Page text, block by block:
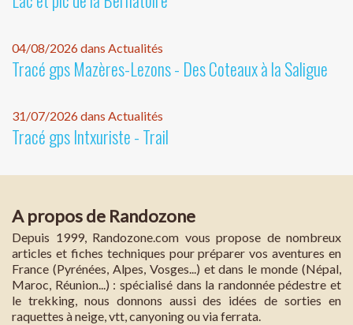
04/08/2026 dans Actualités
Tracé gps Mazères-Lezons - Des Coteaux à la Saligue
31/07/2026 dans Actualités
Tracé gps Intxuriste - Trail
A propos de Randozone
Depuis 1999, Randozone.com vous propose de nombreux
articles et fiches techniques pour préparer vos aventures en
France (Pyrénées, Alpes, Vosges...) et dans le monde (Népal,
Maroc, Réunion...) : spécialisé dans la randonnée pédestre et
le trekking, nous donnons aussi des idées de sorties en
raquettes à neige, vtt, canyoning ou via ferrata.